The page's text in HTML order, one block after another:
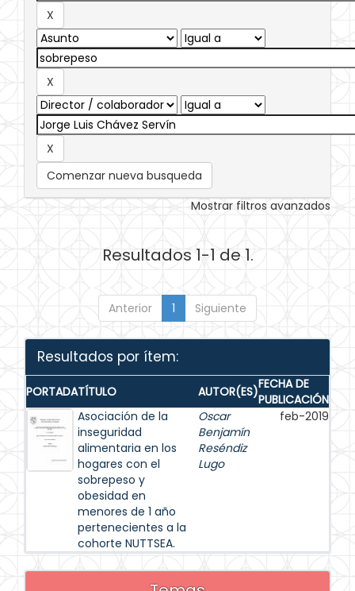
Comenzar nueva busqueda
Mostrar filtros avanzados
Resultados 1-1 de 1.
Anterior 1 Siguiente
Resultados por ítem:
PORTADATÍTULO AUTOR(ES)FECHA DE
PUBLICACIÓN
Asociación de la
inseguridad
alimentaria en los
hogares con el
sobrepeso y
obesidad en
menores de 1 año
pertenecientes a la
cohorte NUTTSEA.
Oscar
Benjamín
Reséndiz
Lugo
feb-2019